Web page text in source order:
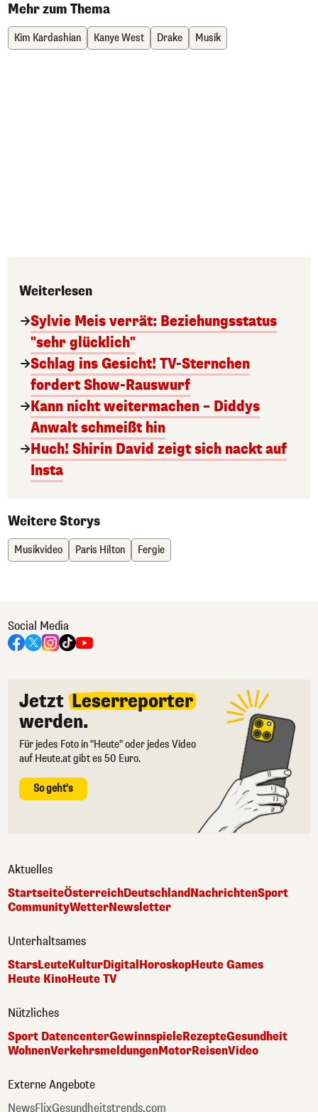
Mehr zum Thema
Kim Kardashian Kanye West Drake Musik
Weiterlesen
Sylvie Meis verrät: Beziehungsstatus
"sehr glücklich"
Schlag ins Gesicht! TV-Sternchen
fordert Show-Rauswurf
Kann nicht weitermachen – Diddys
Anwalt schmeißt hin
Huch! Shirin David zeigt sich nackt auf
Insta
Weitere Storys
Musikvideo Paris Hilton Fergie
Social Media
Jetzt Leserreporter
werden.
Für jedes Foto in "Heute" oder jedes Video
auf Heute.at gibt es 50 Euro.
So geht's
Aktuelles
StartseiteÖsterreichDeutschlandNachrichtenSport
CommunityWetterNewsletter
Unterhaltsames
StarsLeuteKulturDigitalHoroskopHeute Games
Heute KinoHeute TV
Nützliches
Sport DatencenterGewinnspieleRezepteGesundheit
WohnenVerkehrsmeldungenMotorReisenVideo
Externe Angebote
NewsFlixGesundheitstrends.com